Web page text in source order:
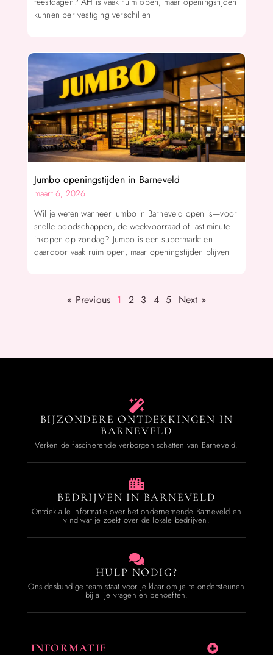
kunnen per vestiging verschillen
Jumbo openingstijden in Barneveld
maart 6, 2026
Wil je weten wanneer Jumbo in Barneveld open is—voor
snelle boodschappen, de weekvoorraad of last-minute
inkopen op zondag? Jumbo is een supermarkt en
daardoor vaak ruim open, maar openingstijden blijven
« Previous 1 2 3 4 5 Next »
BIJZONDERE ONTDEKKINGEN IN
BARNEVELD
Verken de fascinerende verborgen schatten van Barneveld.
BEDRIJVEN IN BARNEVELD
Ontdek alle informatie over het ondernemende Barneveld en
vind wat je zoekt over de lokale bedrijven.
HULP NODIG?
Ons deskundige team staat voor je klaar om je te ondersteunen
bij al je vragen en behoeften.
INFORMATIE